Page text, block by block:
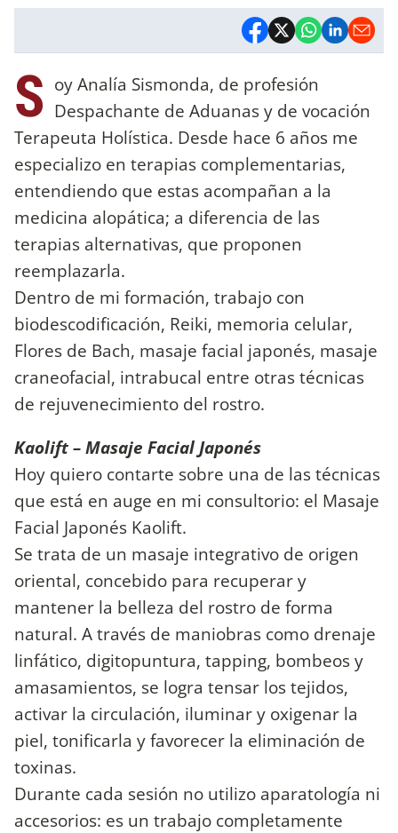
S oy Analía Sismonda, de profesión
Despachante de Aduanas y de vocación
Terapeuta Holística. Desde hace 6 años me
especializo en terapias complementarias,
entendiendo que estas acompañan a la
medicina alopática; a diferencia de las
terapias alternativas, que proponen
reemplazarla.
Dentro de mi formación, trabajo con
biodescodificación, Reiki, memoria celular,
Flores de Bach, masaje facial japonés, masaje
craneofacial, intrabucal entre otras técnicas
de rejuvenecimiento del rostro.
Kaolift – Masaje Facial Japonés
Hoy quiero contarte sobre una de las técnicas
que está en auge en mi consultorio: el Masaje
Facial Japonés Kaolift.
Se trata de un masaje integrativo de origen
oriental, concebido para recuperar y
mantener la belleza del rostro de forma
natural. A través de maniobras como drenaje
linfático, digitopuntura, tapping, bombeos y
amasamientos, se logra tensar los tejidos,
activar la circulación, iluminar y oxigenar la
piel, tonificarla y favorecer la eliminación de
toxinas.
Durante cada sesión no utilizo aparatología ni
accesorios: es un trabajo completamente